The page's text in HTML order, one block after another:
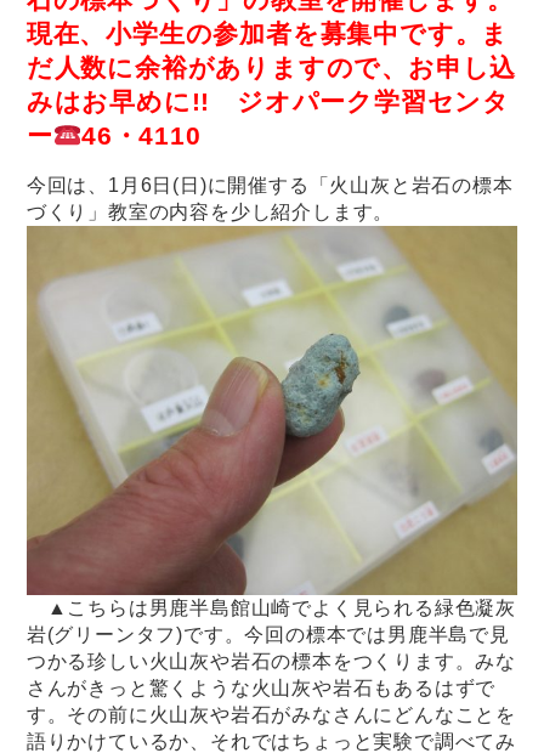
現在、小学生の参加者を募集中です。ま
だ人数に余裕がありますので、お申し込
みはお早めに!! ジオパーク学習センタ
ー
46・4110
今回は、1月6日(日)に開催する「火山灰と岩石の標本
づくり」教室の内容を少し紹介します。
▲こちらは男鹿半島館山崎でよく見られる緑色凝灰
岩(グリーンタフ)です。今回の標本では男鹿半島で見
つかる珍しい火山灰や岩石の標本をつくります。みな
さんがきっと驚くような火山灰や岩石もあるはずで
す。その前に火山灰や岩石がみなさんにどんなことを
語りかけているか、それではちょっと実験で調べてみ